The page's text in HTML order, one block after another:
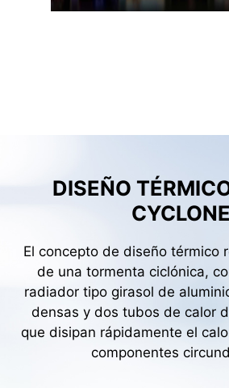
DISEÑO
CYCLONE
El concepto de diseño térmico
de una tormenta ciclónica,
radiador tipo girasol de
densas y dos tubos de calor
que disipan rápidamente el
componentes